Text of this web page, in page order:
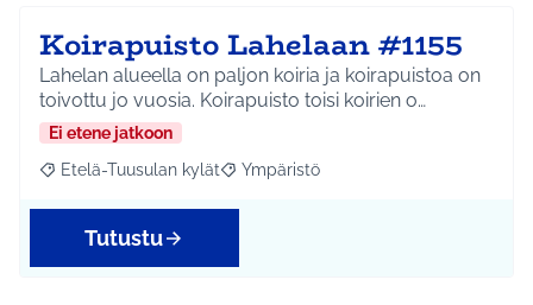
Koirapuisto Lahelaan #1155
Lahelan alueella on paljon koiria ja koirapuistoa on
toivottu jo vuosia. Koirapuisto toisi koirien o…
Ei etene jatkoon
Rajaa tulokset aihepiirin mukaan: Etelä-Tuusulan kylät
Etelä-Tuusulan kylät Rajaa tulokset teeman mukaan:
Ympäristö
Tutustu